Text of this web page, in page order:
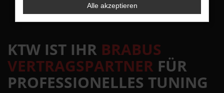
KTW IST IHR BRABUS
VERTRAGSPARTNER FÜR
PROFESSIONELLES TUNING
Alle akzeptieren